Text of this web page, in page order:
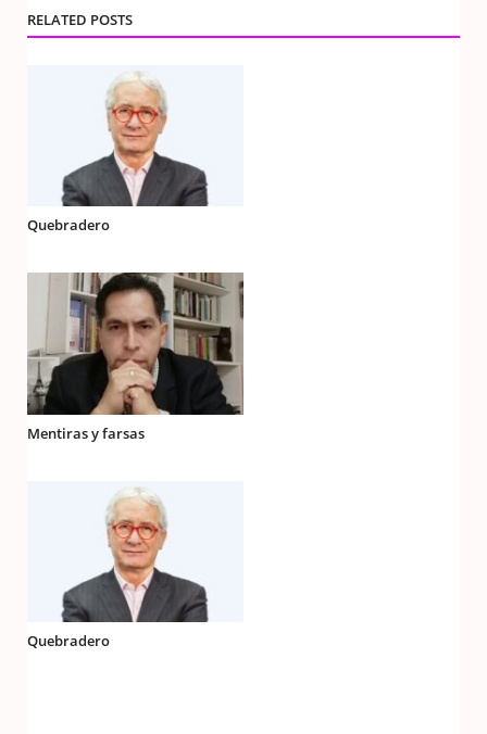
RELATED POSTS
Quebradero
Mentiras y farsas
Quebradero